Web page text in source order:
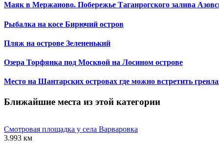
Маяк в Мержаново. Побережье Таганрогского залива
Рыбалка на косе Бирючий остров
Пляж на острове Зелененький
Озера Торфянка под Москвой на Лосином острове
Место на Шантарских островах где можно встретить
Ближайшие места из этой категории
Смотровая площадка у села Варваровка
3.993 км